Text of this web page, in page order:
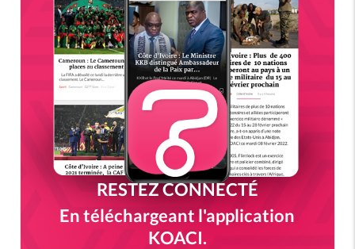
RESTEZ CONNECTÉ
En téléchargeant l'application
KOACI.